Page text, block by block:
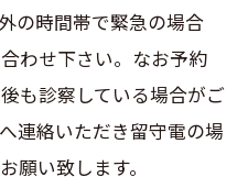
の時間帯で緊急の場合
わせ下さい。なお予約
も診察している場合がご
連絡いただき留守電の場
願い致します。